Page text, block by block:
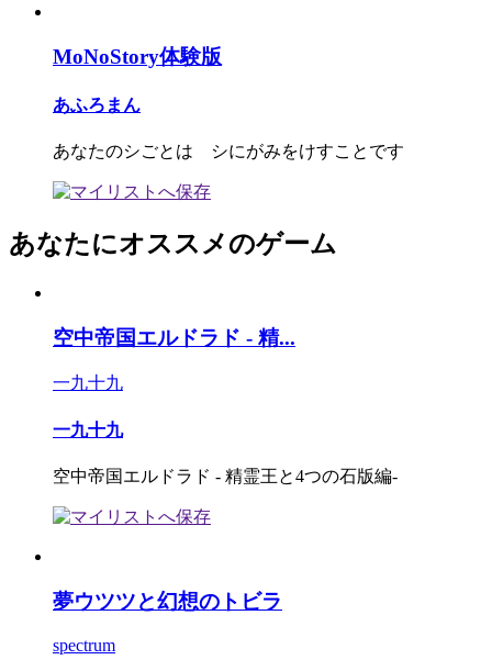
MoNoStory体験版
あふろまん
あなたのシごとは シにがみをけすことです
あなたにオススメのゲーム
空中帝国エルドラド - 精...
一九十九
一九十九
空中帝国エルドラド - 精霊王と4つの石版編-
夢ウツツと幻想のトビラ
spectrum